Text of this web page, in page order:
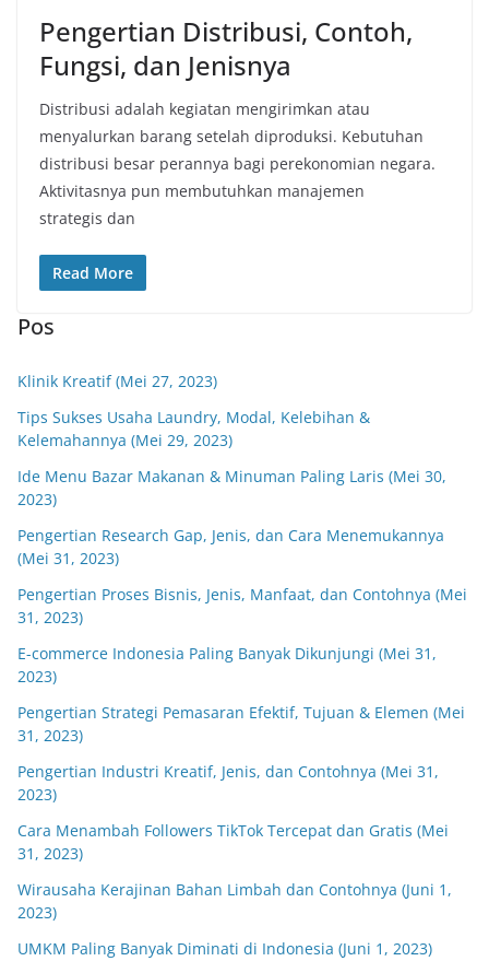
Pengertian Distribusi, Contoh,
Fungsi, dan Jenisnya
Distribusi adalah kegiatan mengirimkan atau
menyalurkan barang setelah diproduksi. Kebutuhan
distribusi besar perannya bagi perekonomian negara.
Aktivitasnya pun membutuhkan manajemen
strategis dan
Read More
Pos
Klinik Kreatif (Mei 27, 2023)
Tips Sukses Usaha Laundry, Modal, Kelebihan &
Kelemahannya (Mei 29, 2023)
Ide Menu Bazar Makanan & Minuman Paling Laris (Mei 30,
2023)
Pengertian Research Gap, Jenis, dan Cara Menemukannya
(Mei 31, 2023)
Pengertian Proses Bisnis, Jenis, Manfaat, dan Contohnya (Mei
31, 2023)
E-commerce Indonesia Paling Banyak Dikunjungi (Mei 31,
2023)
Pengertian Strategi Pemasaran Efektif, Tujuan & Elemen (Mei
31, 2023)
Pengertian Industri Kreatif, Jenis, dan Contohnya (Mei 31,
2023)
Cara Menambah Followers TikTok Tercepat dan Gratis (Mei
31, 2023)
Wirausaha Kerajinan Bahan Limbah dan Contohnya (Juni 1,
2023)
UMKM Paling Banyak Diminati di Indonesia (Juni 1, 2023)